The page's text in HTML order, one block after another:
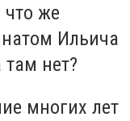
что же
Ильича
нет?
многих лет